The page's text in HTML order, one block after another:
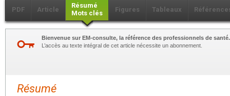
PDF Article
Résumé
Mots clés
Figures Tableaux
Bienvenue sur EM-consulte, la référence des professionnels de santé.
L’accès au texte intégral de cet article nécessite un abonnement.
Résumé